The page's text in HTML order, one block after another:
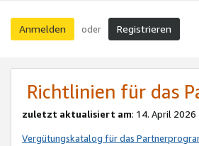
Anmelden oder Registrieren
Richtlinien für das
zuletzt aktualisiert am: 14. April
Vergütungskatalog für das